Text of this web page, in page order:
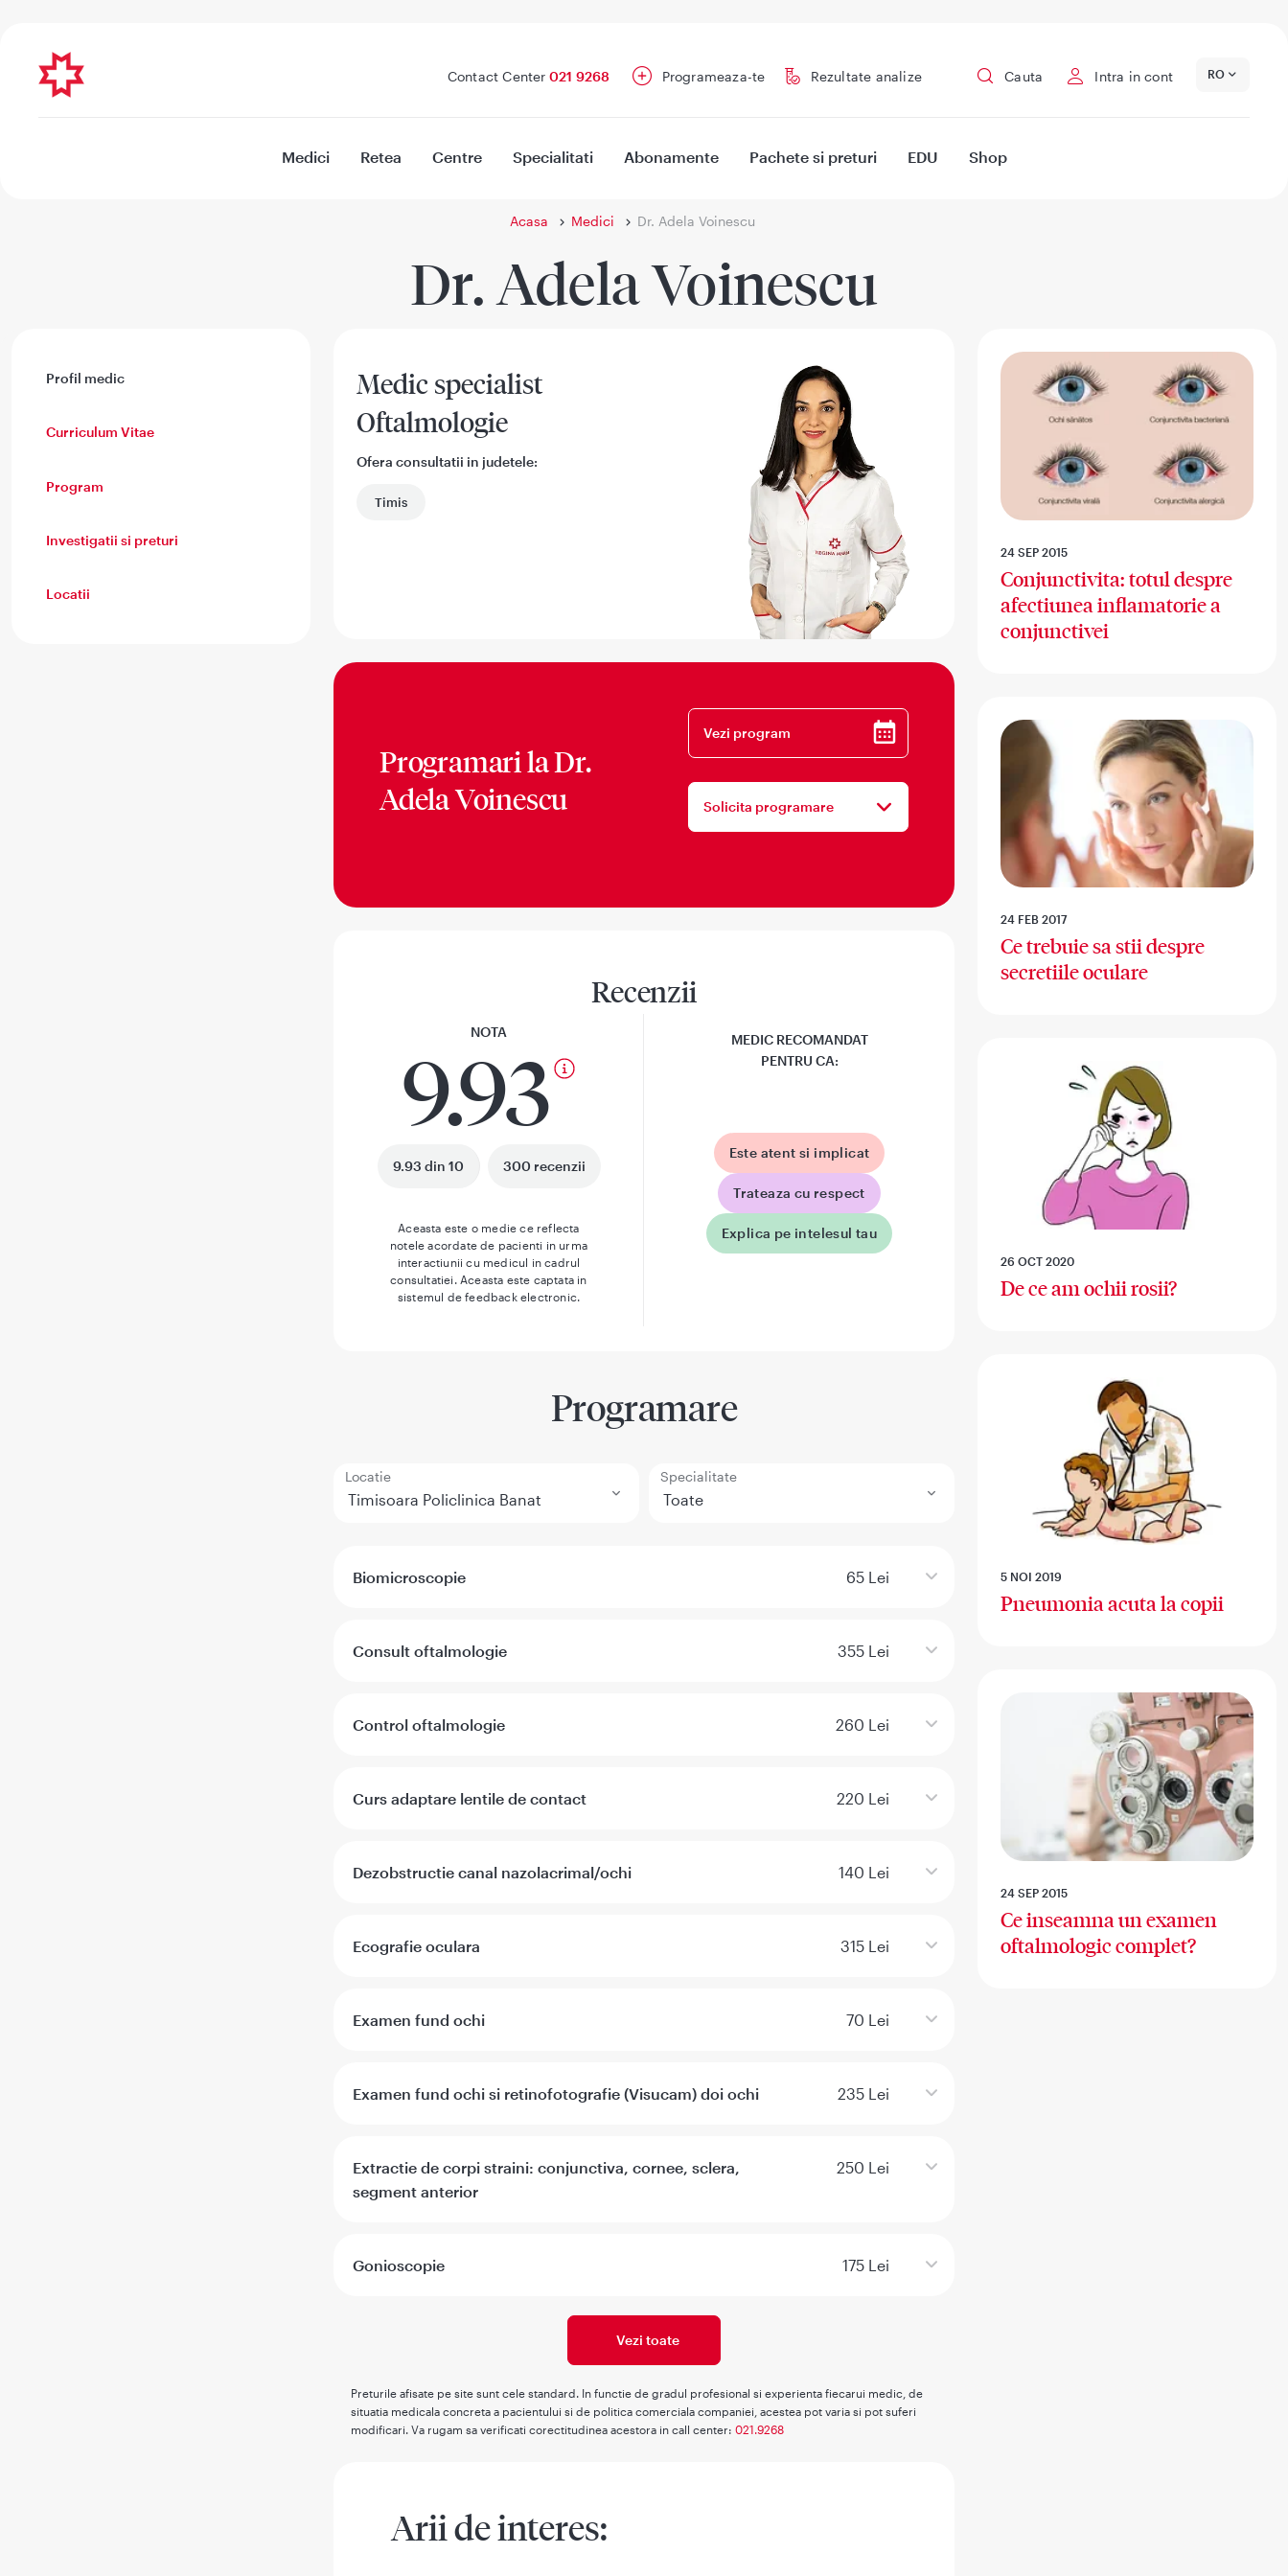
Contact Center 021 9268 Programeaza-te Rezultate analize Cauta Intra in cont RO
Medici Retea Centre Specialitati Abonamente Pachete si preturi EDU Shop
Acasa Medici Dr. Adela Voinescu
Dr. Adela Voinescu
Profil medic
Curriculum Vitae
Program
Investigatii si preturi
Locatii
Medic specialist
Oftalmologie
Ofera consultatii in judetele:
Timis
Programari laDr.
Adela Voinescu
Vezi program
Solicita programare
Recenzii
NOTA
9.93
9.93 din 10 300 recenzii
Aceasta este o medie ce reflecta
notele acordate de pacienti in urma
interactiunii cu medicul in cadrul
consultatiei. Aceasta este captata in
sistemul de feedback electronic.
MEDIC RECOMANDAT
PENTRU CA:
Este atent si implicat
Trateaza cu respect
Explica pe intelesul tau
Programare
Locatie Specialitate
Biomicroscopie 65 Lei
Consult oftalmologie 355 Lei
Control oftalmologie 260 Lei
Curs adaptare lentile de contact 220 Lei
Dezobstructie canal nazolacrimal/ochi 140 Lei
Ecografie oculara 315 Lei
Examen fund ochi 70 Lei
Examen fund ochi si retinofotografie (Visucam) doi ochi 235 Lei
Extractie de corpi straini: conjunctiva, cornee, sclera,
segment anterior
250 Lei
Gonioscopie 175 Lei
Vezi toate
Preturile afisate pe site sunt cele standard. In functie de gradul profesional si experienta fiecarui medic, de
situatia medicala concreta a pacientului si de politica comerciala companiei, acestea pot varia si pot suferi
modificari. Va rugam sa verificati corectitudinea acestora in call center: 021.9268
Arii de interes:
24 SEP 2015
Conjunctivita: totul despre
afectiunea inflamatorie a
conjunctivei
24 FEB 2017
Ce trebuie sa stii despre
secretiile oculare
26 OCT 2020
De ce am ochii rosii?
5 NOI 2019
Pneumonia acuta la copii
24 SEP 2015
Ce inseamna un examen
oftalmologic complet?